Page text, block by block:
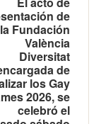
de
la Fundación
València
Diversitat
de
los Gay
2026, se
celebró el